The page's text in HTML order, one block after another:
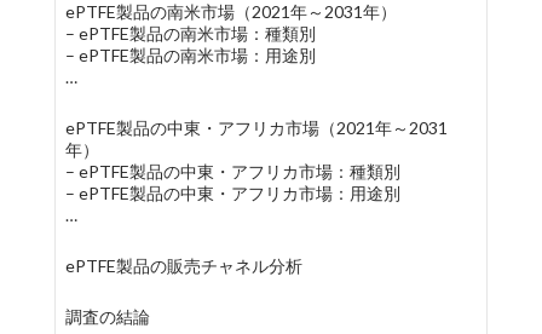
ePTFE製品の南米市場（2021年～2031年）
– ePTFE製品の南米市場：種類別
– ePTFE製品の南米市場：用途別
…
ePTFE製品の中東・アフリカ市場（2021年～2031
年）
– ePTFE製品の中東・アフリカ市場：種類別
– ePTFE製品の中東・アフリカ市場：用途別
…
ePTFE製品の販売チャネル分析
調査の結論